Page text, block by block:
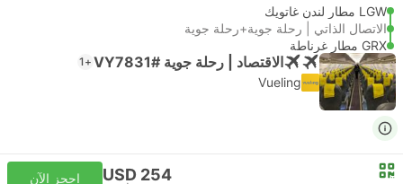
LGW مطار لندن غاتويك
الاتصال الذاتي | رحلة جوية+رحلة جوية
GRX مطار غرناطة
الاقتصاد | رحلة جوية #VY7831 +1
Vueling
USD 254 احجز الآن